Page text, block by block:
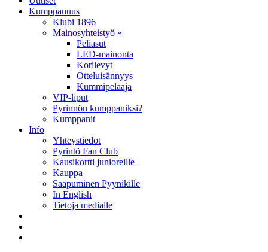
Kumppanuus
Klubi 1896
Mainosyhteistyö »
Peliasut
LED-mainonta
Korilevyt
Otteluisännyys
Kummipelaaja
VIP-liput
Pyrinnön kumppaniksi?
Kumppanit
Info
Yhteystiedot
Pyrintö Fan Club
Kausikortti junioreille
Kauppa
Saapuminen Pyynikille
In English
Tietoja medialle